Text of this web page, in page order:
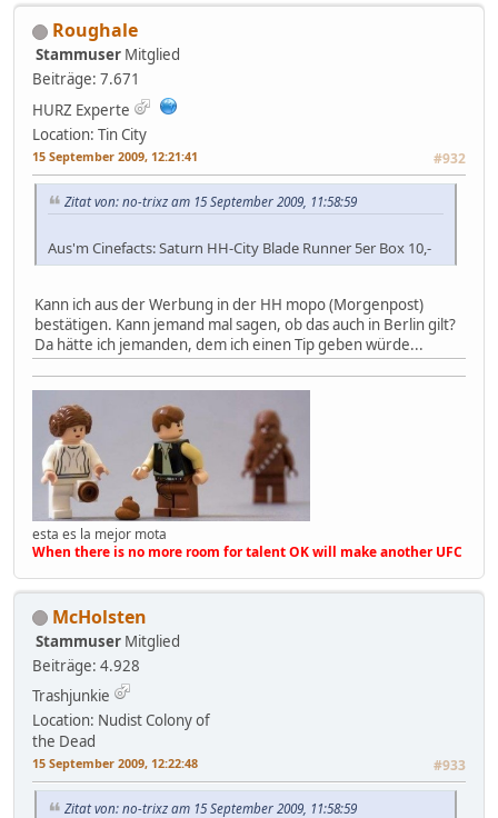
Roughale
Stammuser Mitglied
Beiträge: 7.671
HURZ Experte
Location: Tin City
15 September 2009, 12:21:41 #932
Zitat von: no-trixz am 15 September 2009, 11:58:59
Aus'm Cinefacts: Saturn HH-City Blade Runner 5er Box 10,-
Kann ich aus der Werbung in der HH mopo (Morgenpost)
bestätigen. Kann jemand mal sagen, ob das auch in Berlin gilt?
Da hätte ich jemanden, dem ich einen Tip geben würde...
esta es la mejor mota
When there is no more room for talent OK will make another UFC
McHolsten
Stammuser Mitglied
Beiträge: 4.928
Trashjunkie
Location: Nudist Colony of
the Dead
15 September 2009, 12:22:48 #933
Zitat von: no-trixz am 15 September 2009, 11:58:59